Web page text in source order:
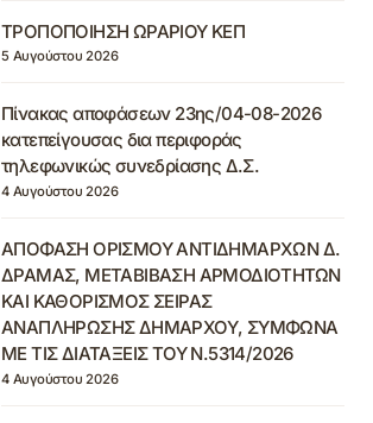
ΤΡΟΠΟΠΟΙΗΣΗ ΩΡΑΡΙΟΥ ΚΕΠ
5 Αυγούστου 2026
Πίνακας αποφάσεων 23ης/04-08-2026
κατεπείγουσας δια περιφοράς
τηλεφωνικώς συνεδρίασης Δ.Σ.
4 Αυγούστου 2026
ΑΠΟΦΑΣΗ ΟΡΙΣΜΟΥ ΑΝΤΙΔΗΜΑΡΧΩΝ Δ.
ΔΡΑΜΑΣ, ΜΕΤΑΒΙΒΑΣΗ ΑΡΜΟΔΙΟΤΗΤΩΝ
ΚΑΙ ΚΑΘΟΡΙΣΜΟΣ ΣΕΙΡΑΣ
ΑΝΑΠΛΗΡΩΣΗΣ ΔΗΜΑΡΧΟΥ, ΣΥΜΦΩΝΑ
ΜΕ ΤΙΣ ΔΙΑΤΑΞΕΙΣ ΤΟΥ Ν.5314/2026
4 Αυγούστου 2026